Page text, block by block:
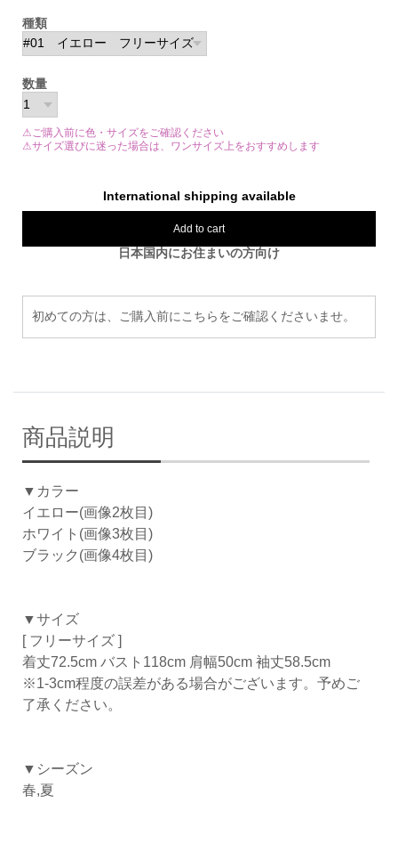
種類
数量
⚠ご購入前に色・サイズをご確認ください
⚠サイズ選びに迷った場合は、ワンサイズ上をおすすめします
International shipping available
Add to cart
日本国内にお住まいの方向け
初めての方は、ご購入前にこちらをご確認くださいませ。
商品説明
▼カラー
イエロー(画像2枚目)
ホワイト(画像3枚目)
ブラック(画像4枚目)
▼サイズ
[ フリーサイズ ]
着丈72.5cm バスト118cm 肩幅50cm 袖丈58.5cm
※1-3cm程度の誤差がある場合がございます。予めご
了承ください。
▼シーズン
春,夏